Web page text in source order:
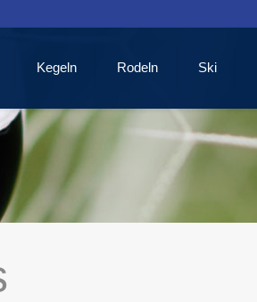
Kegeln Rodeln Ski